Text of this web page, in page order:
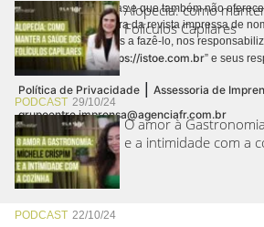
Alopecia: como
Folículos Capilares
PODCAST 29/10/24
O amor à
e a intimidade com a
PODCAST 22/10/24
realizamos cobranças e que também não
contrato de assinatura da revista impressa de
autorizamos terceiros a fazê-lo, nos
conteúdo digital “https://istoe.com.br” e seus
Política de Privacidade | Assessoria de
grupoentre.imprensa@agenciafr.com.br